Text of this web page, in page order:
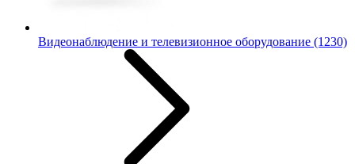
Видеонаблюдение и телевизионное оборудование (1230)